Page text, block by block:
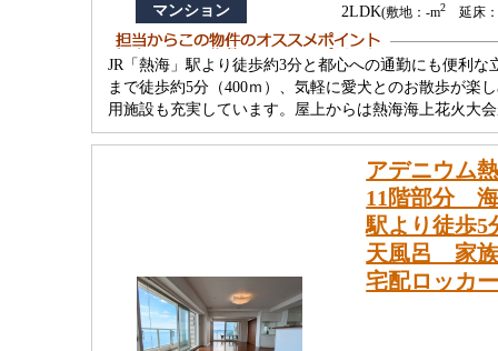
マンション 2LDK(敷地：-m2 延床：
JR「熱海」駅より徒歩約3分と都心への通勤にも便利
まで徒歩約5分（400ｍ）、気軽に愛犬とのお散歩が楽
用施設も充実しています。屋上からは熱海海上花火大
アデニウム
11階部分
駅より徒歩
天風呂 家族
宅配ロッカ